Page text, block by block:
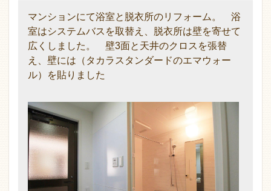
マンションにて浴室と脱衣所のリフォーム。 浴
室はシステムバスを取替え、脱衣所は壁を寄せて
広くしました。 壁3面と天井のクロスを張替
え、壁には（タカラスタンダードのエマウォー
ル）を貼りました